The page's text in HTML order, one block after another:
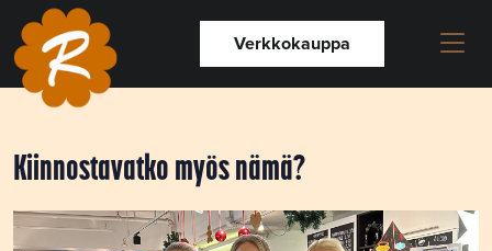
Verkkokauppa
Kiinnostavatko myös nämä?